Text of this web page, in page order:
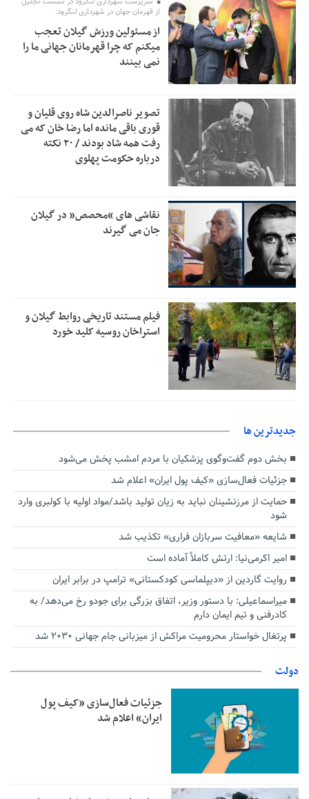
اولویت‌های گیلان پرداخت شود
2:53
زمان جلسه سرنوشت‌ساز هیات رئیسه فدراسیون فوتبال با حضور
قلعه‌نویی مشخص شد
2:50
دفتر رهبر انقلاب: مطالب خارج از مراجع رسمی فاقد سندیت
2:46
بقائی: فضای مذاکرات فنی و سیاسی ایران و عمان درباره تنگه
هرمز، مثبت است
رئیس سازمان جهاد کشاورزی استان: کشاورزان گیلان نسبت به
دریافت یارانه کود اقدام کنند
1:00 تمدید مهلت اظهارنامه‌های مالیاتی سال ۱۴۰۴ تا پایان شهریورماه
از قهرمان جهان در شهرداری لنگرود:
از مسئولین ورزش گیلان تعجب
میکنم که چرا قهرمانان جهانی ما را
نمی بینند
تصویر ناصرالدین شاه روی قلیان و
قوری باقی مانده اما رضا خان که می
رفت همه شاد بودند / ۲۰ نکته
درباره حکومت پهلوی
نقاشی های “محصص” در گیلان
جان می گیرند
فیلم مستند تاریخی روابط گیلان و
استراخان روسیه کلید خورد
جديدترين ها
بخش دوم گفت‌وگوی پزشکیان با مردم امشب پخش می‌شود
جزئیات فعال‌سازی «کیف پول ایران» اعلام شد
حمایت از مرزنشینان نباید به زیان تولید باشد/مواد اولیه با کولبری وارد
شود
شایعه «معافیت سربازان فراری» تکذیب شد
امیر اکرمی‌نیا: ارتش کاملاً آماده است
روایت گاردین از «دیپلماسی کودکستانی» ترامپ در برابر ایران
میراسماعیلی: با دستور وزیر، اتفاق بزرگی برای جودو رخ می‌دهد/ به
کادرفنی و تیم ایمان دارم
پرتغال خواستار محرومیت مراکش از میزبانی جام جهانی ۲۰۳۰ شد
دولت
جزئیات فعال‌سازی «کیف پول
ایران» اعلام شد